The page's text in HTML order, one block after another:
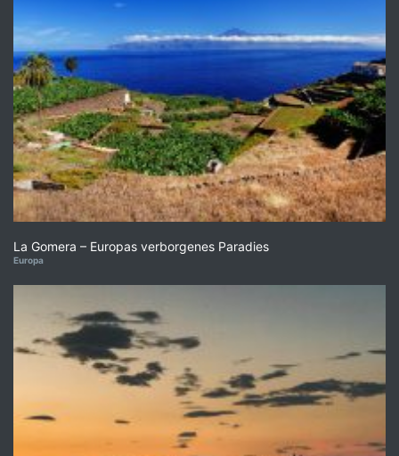
La Gomera – Europas verborgenes Paradies
Europa